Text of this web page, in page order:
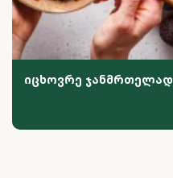
იცხოვრე ჯანმრთელად